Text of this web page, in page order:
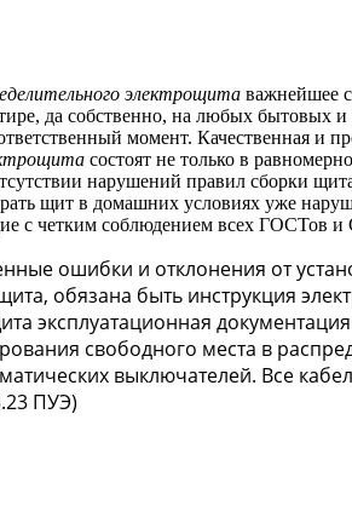
электрощита важнейшее
да собственно, на любых бытовых
момент. Качественная и
состоят не только в
нарушений правил сборки
щит в домашних условиях уже
с четким соблюдением всех ГОСТов
ошибки и отклонения от
обязана быть инструкция
эксплуатационная
свободного места в
выключателей. Все
ПУЭ)